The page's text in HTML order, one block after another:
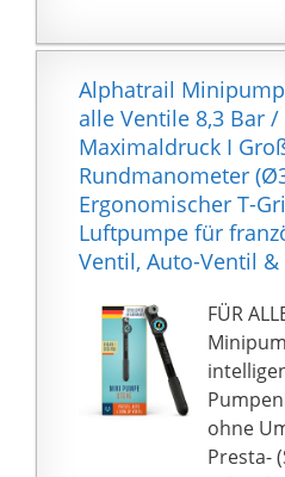
wenn
aufweist
4 Düsen
Größe:
eignet
2 in 1
Alphatrail
alle Ventile 8,3 Bar /
Maximaldruck I
Rundmanometer
Ergonomischer T-
Luftpumpe für
Ventil, Auto-Ventil
FÜR
ohne
Presta-